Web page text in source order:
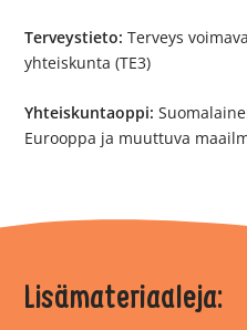
Terveystieto: Terveys
yhteiskunta (TE3)
Yhteiskuntaoppi:
Eurooppa ja muuttuva
Lisämateriaaleja: